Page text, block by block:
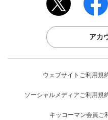
アカ
ウェブサイトご利用規
ソーシャルメディアご利用規
キッコーマン会員ご